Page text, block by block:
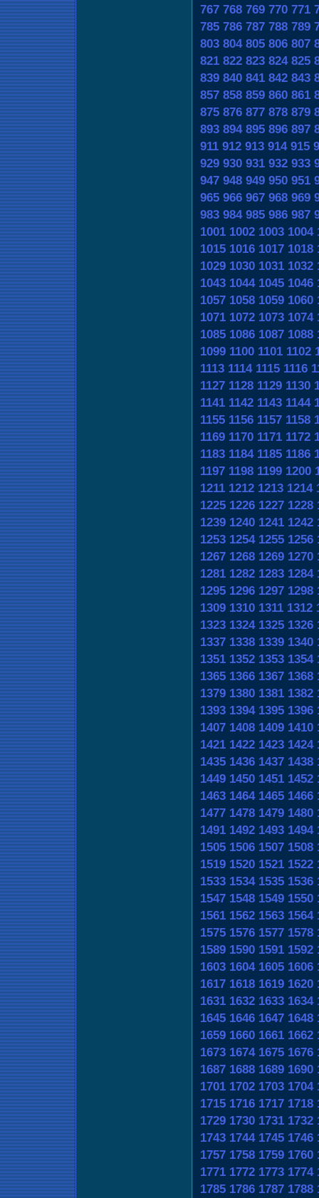
767 768 769 770 771
785 786 787 788 789
803 804 805 806 807
821 822 823 824 825
839 840 841 842 843
857 858 859 860 861
875 876 877 878 879
893 894 895 896 897
911 912 913 914 915
929 930 931 932 933
947 948 949 950 951
965 966 967 968 969
983 984 985 986 987
1001 1002 1003 1004
1015 1016 1017 1018
1029 1030 1031 1032
1043 1044 1045 1046
1057 1058 1059 1060
1071 1072 1073 1074
1085 1086 1087 1088
1099 1100 1101 1102
1113 1114 1115 1116
1127 1128 1129 1130
1141 1142 1143 1144
1155 1156 1157 1158
1169 1170 1171 1172
1183 1184 1185 1186
1197 1198 1199 1200
1211 1212 1213 1214
1225 1226 1227 1228
1239 1240 1241 1242
1253 1254 1255 1256
1267 1268 1269 1270
1281 1282 1283 1284
1295 1296 1297 1298
1309 1310 1311 1312
1323 1324 1325 1326
1337 1338 1339 1340
1351 1352 1353 1354
1365 1366 1367 1368
1379 1380 1381 1382
1393 1394 1395 1396
1407 1408 1409 1410
1421 1422 1423 1424
1435 1436 1437 1438
1449 1450 1451 1452
1463 1464 1465 1466
1477 1478 1479 1480
1491 1492 1493 1494
1505 1506 1507 1508
1519 1520 1521 1522
1533 1534 1535 1536
1547 1548 1549 1550
1561 1562 1563 1564
1575 1576 1577 1578
1589 1590 1591 1592
1603 1604 1605 1606
1617 1618 1619 1620
1631 1632 1633 1634
1645 1646 1647 1648
1659 1660 1661 1662
1673 1674 1675 1676
1687 1688 1689 1690
1701 1702 1703 1704
1715 1716 1717 1718
1729 1730 1731 1732
1743 1744 1745 1746
1757 1758 1759 1760
1771 1772 1773 1774
1785 1786 1787 1788